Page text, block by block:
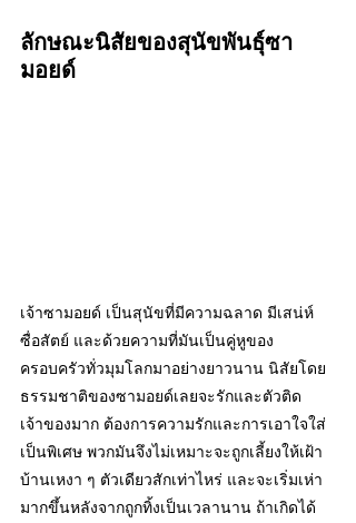
ลักษณะนิสัยของสุนัขพันธุ์ซา
มอยด์
เจ้าซามอยด์ เป็นสุนัขที่มีความฉลาด มีเสน่ห์
ซื่อสัตย์ และด้วยความที่มันเป็นคู่หูของ
ครอบครัวทั่วมุมโลกมาอย่างยาวนาน นิสัยโดย
ธรรมชาติของซามอยด์เลยจะรักและตัวติด
เจ้าของมาก ต้องการความรักและการเอาใจใส่
เป็นพิเศษ พวกมันจึงไม่เหมาะจะถูกเลี้ยงให้เฝ้า
บ้านเหงา ๆ ตัวเดียวสักเท่าไหร่ และจะเริ่มเห่า
มากขึ้นหลังจากถูกทิ้งเป็นเวลานาน ถ้าเกิดได้